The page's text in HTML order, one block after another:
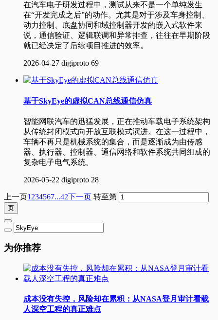
在汽车电子研发过程中，测试从来不是一个单纯发生
在“开发完成之后”的动作。尤其是对于涉及车身控制、
动力控制、底盘协同和域控制器开发的嵌入式软件来
说，通信验证、逻辑联调和异常排查，往往在早期阶段
就已经决定了后续项目推进的效率。
2026-04-27 digiproto 69
基于SkyEye的虚拟CAN总线通信仿真
智能网联汽车的迅猛发展，正在推动车载电子系统架构
从传统封闭模式向开放互联模式演进。在这一过程中，
车辆不再只是机械系统的集合，而是逐渐成为由传感
器、执行器、控制器、通信网络和软件系统共同组成的
复杂电子电气系统。
2026-05-22 digiproto 28
上一页1 234567...42下一页 转至第
为你推荐
成本没有失控，风险却在累积：从NASA登月审计看载
人深空工程的真正难点